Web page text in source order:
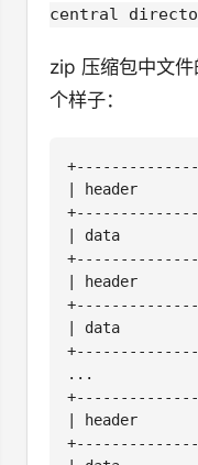
central
zip 压缩包中文
个样子：